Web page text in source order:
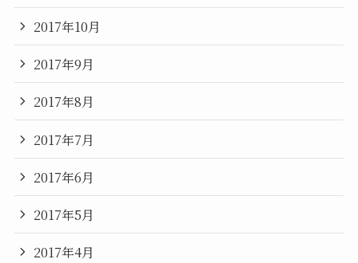
2017年10月
2017年9月
2017年8月
2017年7月
2017年6月
2017年5月
2017年4月